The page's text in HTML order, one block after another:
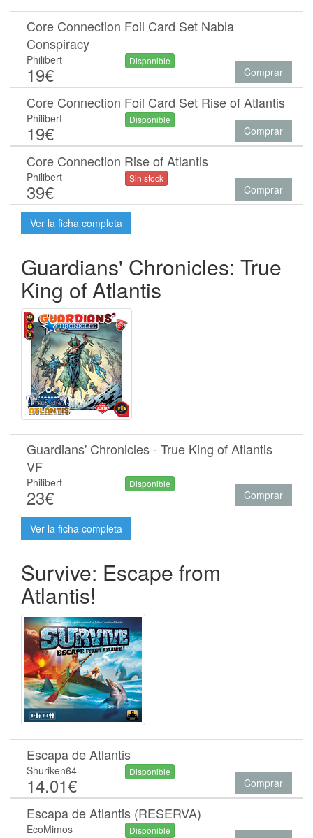
Core Connection Foil Card Set Nabla
Conspiracy
Philibert
19€
Disponible
Comprar
Core Connection Foil Card Set Rise of Atlantis
Philibert
19€
Disponible
Comprar
Core Connection Rise of Atlantis
Philibert
39€
Sin stock
Comprar
Ver la ficha completa
Guardians' Chronicles: True
King of Atlantis
Guardians' Chronicles - True King of Atlantis
VF
Philibert
23€
Disponible
Comprar
Ver la ficha completa
Survive: Escape from
Atlantis!
Escapa de Atlantis
Shuriken64
14.01€
Disponible
Comprar
Escapa de Atlantis (RESERVA)
EcoMimos Disponible